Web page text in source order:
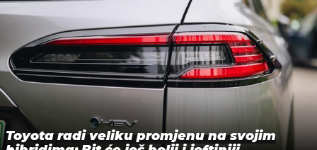
Toyota radi veliku promjenu na svojim